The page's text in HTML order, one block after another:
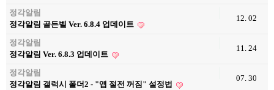
정각알림
정각알림 골든벨 Ver. 6.8.4 업데이트
12. 02
정각알림
정각알림 Ver. 6.8.3 업데이트
11. 24
정각알림
정각알림 갤럭시 폴더2 - "앱 절전 꺼짐" 설정법
07. 30